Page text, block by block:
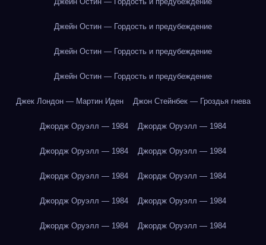
Джейн Остин — Гордость и предубеждение
Джейн Остин — Гордость и предубеждение
Джейн Остин — Гордость и предубеждение
Джек Лондон — Мартин Иден Джон Стейнбек — Гроздья гнева
Джордж Оруэлл — 1984 Джордж Оруэлл — 1984
Джордж Оруэлл — 1984 Джордж Оруэлл — 1984
Джордж Оруэлл — 1984 Джордж Оруэлл — 1984
Джордж Оруэлл — 1984 Джордж Оруэлл — 1984
Джордж Оруэлл — 1984 Джордж Оруэлл — 1984